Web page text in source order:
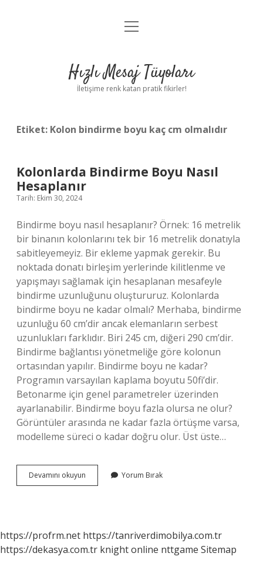
Anasayfa
Yasal Uyarı
menüyü
Hızlı Mesaj Tüyoları
İletişime renk katan pratik fikirler!
Etiket: Kolon bindirme boyu kaç cm olmalıdır
Kolonlarda Bindirme Boyu Nasıl
Hesaplanır
Tarih: Ekim 30, 2024
Bindirme boyu nasıl hesaplanır? Örnek: 16 metrelik
bir binanın kolonlarını tek bir 16 metrelik donatıyla
sabitleyemeyiz. Bir ekleme yapmak gerekir. Bu
noktada donatı birleşim yerlerinde kilitlenme ve
yapışmayı sağlamak için hesaplanan mesafeyle
bindirme uzunluğunu oluştururuz. Kolonlarda
bindirme boyu ne kadar olmalı? Merhaba, bindirme
uzunluğu 60 cm’dir ancak elemanların serbest
uzunlukları farklıdır. Biri 245 cm, diğeri 290 cm’dir.
Bindirme bağlantısı yönetmeliğe göre kolonun
ortasından yapılır. Bindirme boyu ne kadar?
Programın varsayılan kaplama boyutu 50fi’dir.
Betonarme için genel parametreler üzerinden
ayarlanabilir. Bindirme boyu fazla olursa ne olur?
Görüntüler arasında ne kadar fazla örtüşme varsa,
modelleme süreci o kadar doğru olur. Üst üste…
Devamını okuyun Kolonlarda
Bindirme
Yorum Bırak
https://profrm.net https://tanriverdimobilya.com.tr
https://dekasya.com.tr knight online nttgame Sitemap